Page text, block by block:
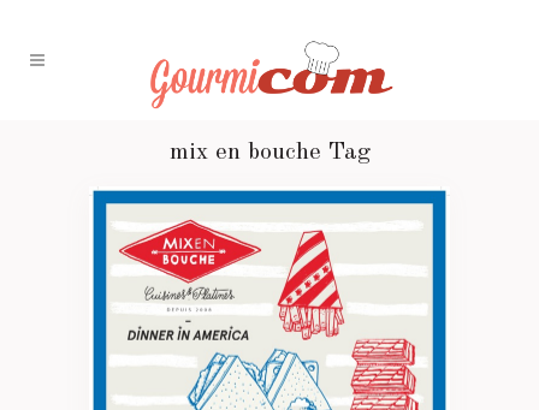
mix en bouche Tag